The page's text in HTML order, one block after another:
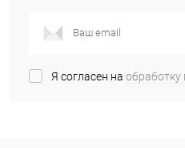
Я согласен на